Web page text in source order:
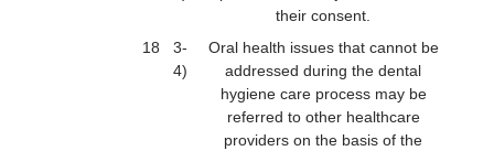
their consent.
18
3-
4)
Oral health issues that cannot be
addressed during the dental
hygiene care process may be
referred to other healthcare
providers on the basis of the